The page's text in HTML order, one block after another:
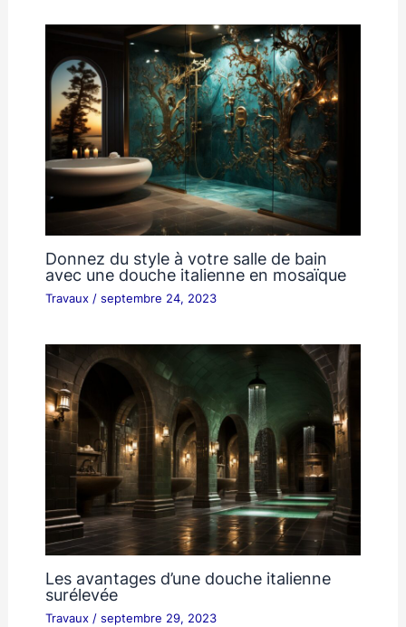
Donnez du style à votre salle de bain
avec une douche italienne en mosaïque
Travaux/ septembre 24, 2023
Les avantages d’une douche italienne
surélevée
Travaux/ septembre 29, 2023